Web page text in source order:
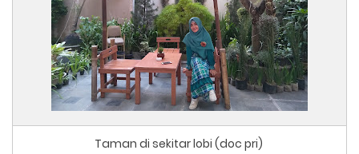
Taman di sekitar lobi (doc pri)